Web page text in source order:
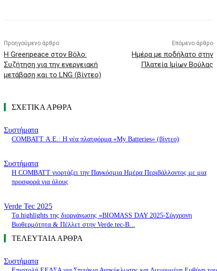
Προηγούμενο άρθρο
H Greenpeace στον Βόλο:
Συζήτηση για την ενεργειακή
μετάβαση και το LNG (βίντεο)
Επόμενο άρθρο
Ημέρα με ποδήλατο στην
Πλατεία Ιμίων Βούλας
ΣΧΕΤΙΚΑ ΑΡΘΡΑ
Συστήματα
COMBATT Α.Ε.: Η νέα πλατφόρμα «My Batteries» (βίντεο)
Συστήματα
Η COMBATT γιορτάζει την Παγκόσμια Ημέρα Περιβάλλοντος με μια
προσφορά για όλους
Verde Tec 2025
Τα highlights της διοργάνωσης «BIOMASS DAY 2025-Σύγχρονη
Βιοθερμότητα & Πέλλετ στην Verde.tec-Β...
ΤΕΛΕΥΤΑΙΑ ΑΡΘΡΑ
Συστήματα